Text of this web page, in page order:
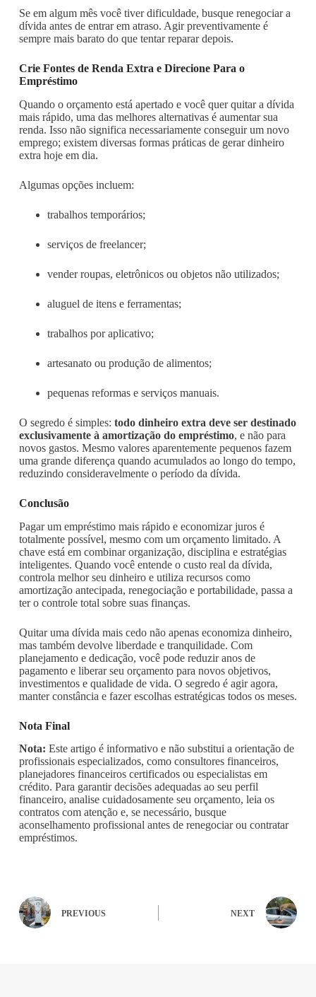
Se em algum mês você tiver dificuldade, busque renegociar a
dívida antes de entrar em atraso. Agir preventivamente é
sempre mais barato do que tentar reparar depois.
Crie Fontes de Renda Extra e Direcione Para o
Empréstimo
Quando o orçamento está apertado e você quer quitar a dívida
mais rápido, uma das melhores alternativas é aumentar sua
renda. Isso não significa necessariamente conseguir um novo
emprego; existem diversas formas práticas de gerar dinheiro
extra hoje em dia.
Algumas opções incluem:
trabalhos temporários;
serviços de freelancer;
vender roupas, eletrônicos ou objetos não utilizados;
aluguel de itens e ferramentas;
trabalhos por aplicativo;
artesanato ou produção de alimentos;
pequenas reformas e serviços manuais.
O segredo é simples: todo dinheiro extra deve ser destinado
exclusivamente à amortização do empréstimo, e não para
novos gastos. Mesmo valores aparentemente pequenos fazem
uma grande diferença quando acumulados ao longo do tempo,
reduzindo consideravelmente o período da dívida.
Conclusão
Pagar um empréstimo mais rápido e economizar juros é
totalmente possível, mesmo com um orçamento limitado. A
chave está em combinar organização, disciplina e estratégias
inteligentes. Quando você entende o custo real da dívida,
controla melhor seu dinheiro e utiliza recursos como
amortização antecipada, renegociação e portabilidade, passa a
ter o controle total sobre suas finanças.
Quitar uma dívida mais cedo não apenas economiza dinheiro,
mas também devolve liberdade e tranquilidade. Com
planejamento e dedicação, você pode reduzir anos de
pagamento e liberar seu orçamento para novos objetivos,
investimentos e qualidade de vida. O segredo é agir agora,
manter constância e fazer escolhas estratégicas todos os meses.
Nota Final
Nota: Este artigo é informativo e não substitui a orientação de
profissionais especializados, como consultores financeiros,
planejadores financeiros certificados ou especialistas em
crédito. Para garantir decisões adequadas ao seu perfil
financeiro, analise cuidadosamente seu orçamento, leia os
contratos com atenção e, se necessário, busque
aconselhamento profissional antes de renegociar ou contratar
empréstimos.
PREVIOUS NEXT